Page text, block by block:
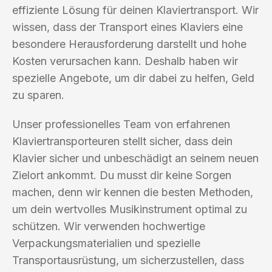
effiziente Lösung für deinen Klaviertransport. Wir
wissen, dass der Transport eines Klaviers eine
besondere Herausforderung darstellt und hohe
Kosten verursachen kann. Deshalb haben wir
spezielle Angebote, um dir dabei zu helfen, Geld
zu sparen.
Unser professionelles Team von erfahrenen
Klaviertransporteuren stellt sicher, dass dein
Klavier sicher und unbeschädigt an seinem neuen
Zielort ankommt. Du musst dir keine Sorgen
machen, denn wir kennen die besten Methoden,
um dein wertvolles Musikinstrument optimal zu
schützen. Wir verwenden hochwertige
Verpackungsmaterialien und spezielle
Transportausrüstung, um sicherzustellen, dass